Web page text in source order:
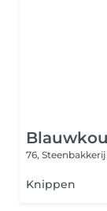
76, Steenbakkerij
Knippen